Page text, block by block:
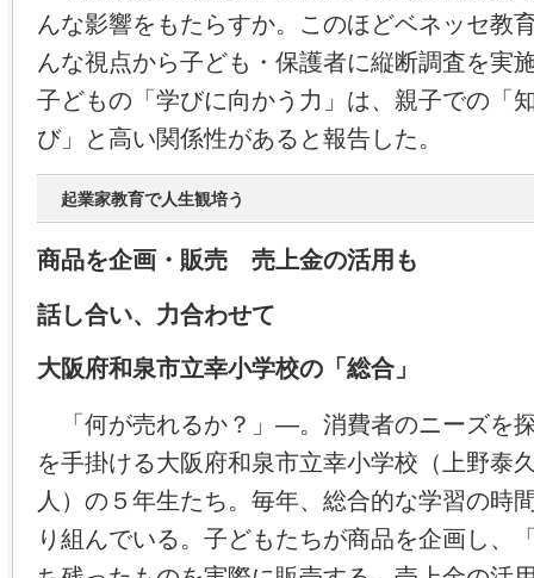
んな影響をもたらすか。このほどベネッセ教
んな視点から子ども・保護者に縦断調査を実
子どもの「学びに向かう力」は、親子での「
び」と高い関係性があると報告した。
起業家教育で人生観培う
商品を企画・販売 売上金の活用も
話し合い、力合わせて
大阪府和泉市立幸小学校の「総合」
「何が売れるか？」―。消費者のニーズを
を手掛ける大阪府和泉市立幸小学校（上野泰
人）の５年生たち。毎年、総合的な学習の時
り組んでいる。子どもたちが商品を企画し、